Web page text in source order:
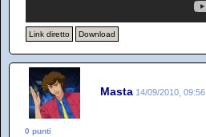
Link diretto Download
Masta 14/09/2010, 09:56
0 punti